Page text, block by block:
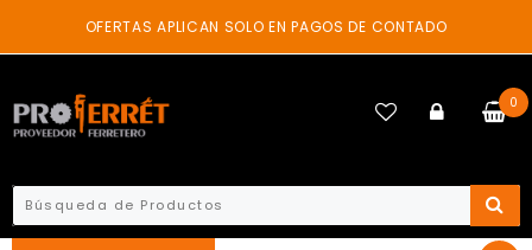
content
OFERTAS APLICAN SOLO EN PAGOS DE CONTADO
0